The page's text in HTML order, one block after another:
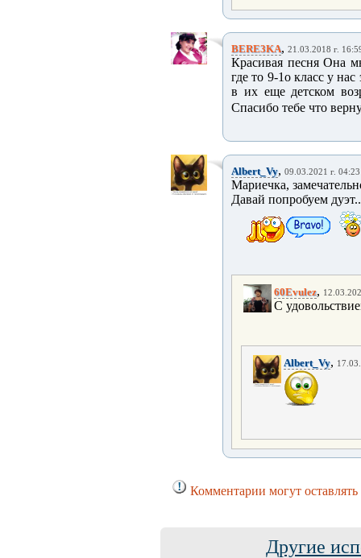
BERE3KA, 21.03.2018 г.
Красивая песня Она
где то 9-1о класс у
в их еще детском
Спасибо тебе что
Albert_Vy, 09.03.2021 г. 04:23
Мариечка,
Давай попробуем
60Evulez,
С
Albert_Vy,
Комментарии могут
Другие